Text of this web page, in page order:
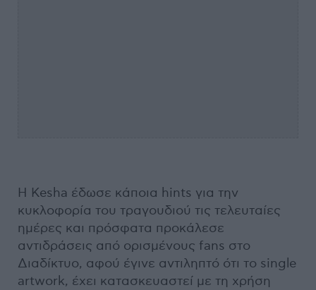
Η Kesha έδωσε κάποια hints για την
κυκλοφορία του τραγουδιού τις τελευταίες
ημέρες και πρόσφατα προκάλεσε
αντιδράσεις από ορισμένους fans στο
Διαδίκτυο, αφού έγινε αντιληπτό ότι το single
artwork, έχει κατασκευαστεί με τη χρήση